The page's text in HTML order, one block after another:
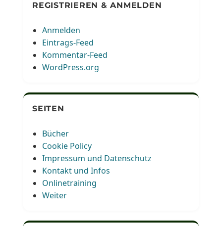
REGISTRIEREN & ANMELDEN
Anmelden
Eintrags-Feed
Kommentar-Feed
WordPress.org
SEITEN
Bücher
Cookie Policy
Impressum und Datenschutz
Kontakt und Infos
Onlinetraining
Weiter